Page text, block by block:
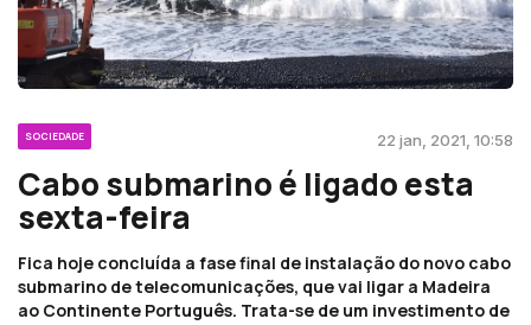
SOCIEDADE 22 jan, 2021, 10:58
Cabo submarino é ligado esta
sexta-feira
Fica hoje concluída a fase final de instalação do novo cabo
submarino de telecomunicações, que vai ligar a Madeira
ao Continente Português. Trata-se de um investimento de